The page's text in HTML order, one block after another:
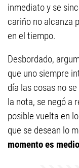
inmediato y se
cariño no alcanza
en el tiempo.
Desbordado,
que uno siempre
día las cosas no
la nota, se negó a
posible vuelta en
que se desean lo
momento es